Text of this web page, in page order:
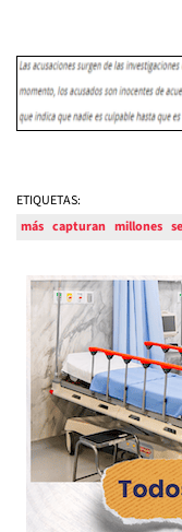
ETIQUETAS:
más capturan millones